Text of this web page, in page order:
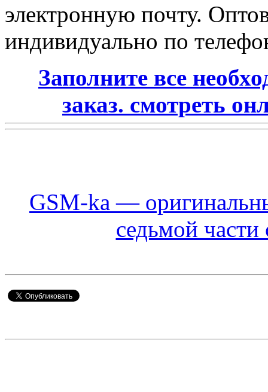
электронную почту.
индивидуально по
Заполните все
заказ. смотреть
GSM-ka —
седьмой